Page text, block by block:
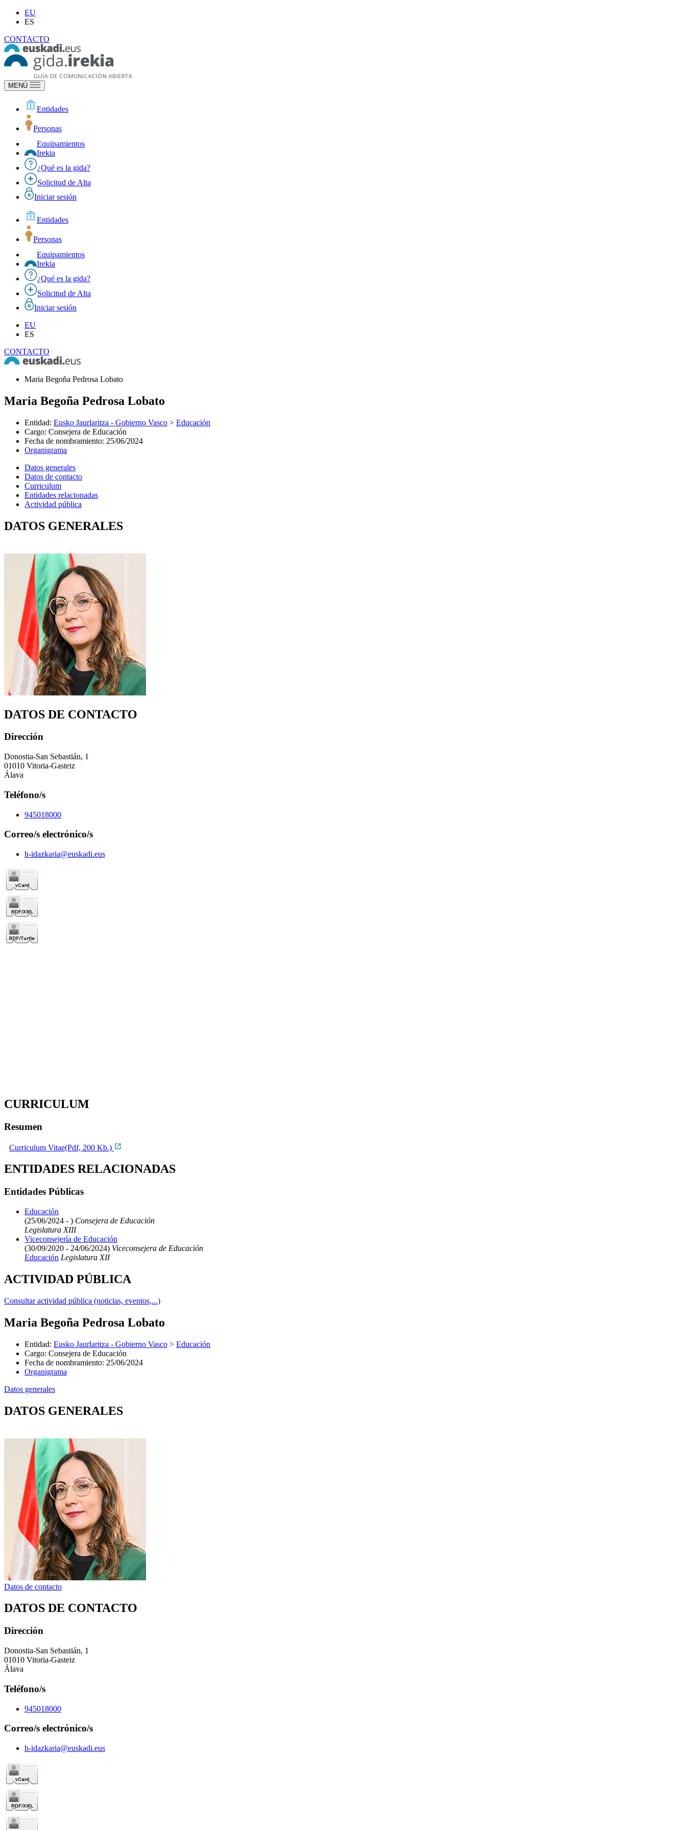
EU
ES
CONTACTO
MENÚ
Entidades
Personas
Equipamientos
Irekia
¿Qué es la gida?
Solicitud de Alta
Iniciar sesión
Entidades
Personas
Equipamientos
Irekia
¿Qué es la gida?
Solicitud de Alta
Iniciar sesión
EU
ES
CONTACTO
Maria Begoña Pedrosa Lobato
Maria Begoña Pedrosa Lobato
Entidad: Eusko Jaurlaritza - Gobierno Vasco > Educación
Cargo: Consejera de Educación
Fecha de nombramiento: 25/06/2024
Organigrama
Datos generales
Datos de contacto
Curriculum
Entidades relacionadas
Actividad pública
DATOS GENERALES
DATOS DE CONTACTO
Dirección
Donostia-San Sebastián, 1
01010 Vitoria-Gasteiz
Álava
Teléfono/s
945018000
Correo/s electrónico/s
h-idazkaria@euskadi.eus
CURRICULUM
Resumen
Curriculum Vitae(Pdf, 200 Kb.)
ENTIDADES RELACIONADAS
Entidades Públicas
Educación
(25/06/2024 - ) Consejera de Educación
Legislatura XIII
Viceconsejería de Educación
(30/09/2020 - 24/06/2024) Viceconsejera de Educación
Educación Legislatura XII
ACTIVIDAD PÚBLICA
Consultar actividad pública (noticias, eventos,...)
Maria Begoña Pedrosa Lobato
Entidad: Eusko Jaurlaritza - Gobierno Vasco > Educación
Cargo: Consejera de Educación
Fecha de nombramiento: 25/06/2024
Organigrama
Datos generales
DATOS GENERALES
Datos de contacto
DATOS DE CONTACTO
Dirección
Donostia-San Sebastián, 1
01010 Vitoria-Gasteiz
Álava
Teléfono/s
945018000
Correo/s electrónico/s
h-idazkaria@euskadi.eus